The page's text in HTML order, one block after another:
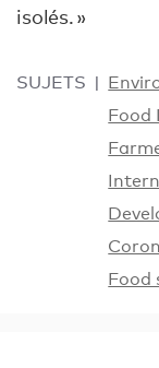
isolés. »
SUJETS
Food
Food